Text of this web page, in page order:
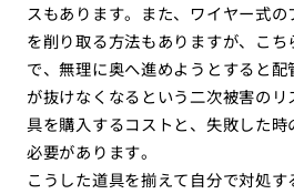
スもあります。また、ワイヤー式
を削り取る方法もありますが、こ
で、無理に奥へ進めようとすると
が抜けなくなるという二次被害の
具を購入するコストと、失敗した
必要があります。
こうした道具を揃えて自分で対処